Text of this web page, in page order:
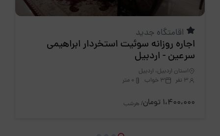
اقامتگاه جدید
اجاره روزانه سوئیت استخردار ابراهیمی
سرعین - اردبیل
استان اردبیل، اردبیل
3 نفر
3 خواب 0 متر
1،400،000 تومان / هرشب